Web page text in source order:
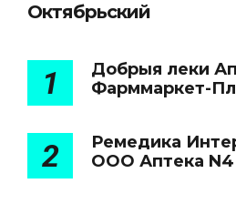
Октябрьский
1
Добрыя леки
Фарммаркет-
2
Ремедика
ООО Аптека N4